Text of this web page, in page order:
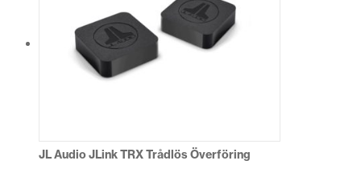
JL Audio JLink TRX Trådlös Överföring